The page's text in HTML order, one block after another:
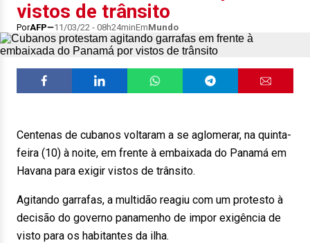
vistos de trânsito
PorAFP 11/03/22 - 08h24minEmMundo
Centenas de cubanos voltaram a se aglomerar, na quinta-
feira (10) à noite, em frente à embaixada do Panamá em
Havana para exigir vistos de trânsito.
Agitando garrafas, a multidão reagiu com um protesto à
decisão do governo panamenho de impor exigência de
visto para os habitantes da ilha.